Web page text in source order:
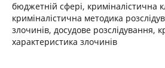
бюджетній сфері, криміналістична
криміналістична методика
злочинів, досудове розслідування,
характеристика злочинів